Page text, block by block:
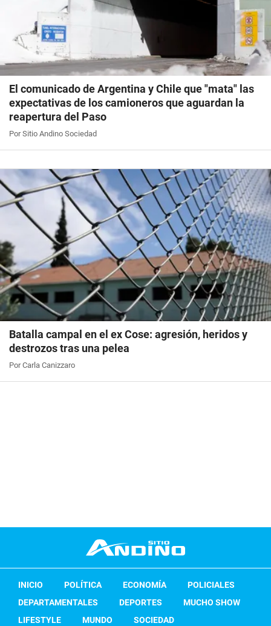
El comunicado de Argentina y Chile que "mata" las
expectativas de los camioneros que aguardan la
reapertura del Paso
Por Sitio Andino Sociedad
Batalla campal en el ex Cose: agresión, heridos y
destrozos tras una pelea
Por Carla Canizzaro
INICIO POLÍTICA ECONOMÍA
POLICIALES
DEPARTAMENTALES
DEPORTES
MUCHO SHOW
LIFESTYLE
MUNDO SOCIEDAD